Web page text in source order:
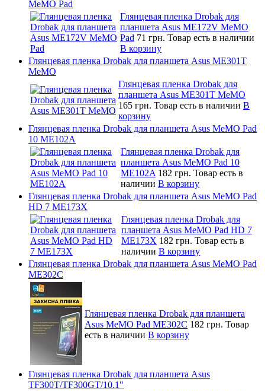
MeMO Pad
Глянцевая пленка Drobak для
планшета Asus ME172V MeMO
Pad 71 грн. Товар есть в наличии
В корзину
Глянцевая пленка Drobak для планшета Asus ME301T
MeMO
Глянцевая пленка Drobak для
планшета Asus ME301T MeMO
165 грн. Товар есть в наличии В
корзину
Глянцевая пленка Drobak для планшета Asus MeMO Pad
10 ME102A
Глянцевая пленка Drobak для
планшета Asus MeMO Pad 10
ME102A 182 грн. Товар есть в
наличии В корзину
Глянцевая пленка Drobak для планшета Asus MeMO Pad
HD 7 ME173X
Глянцевая пленка Drobak для
планшета Asus MeMO Pad HD 7
ME173X 182 грн. Товар есть в
наличии В корзину
Глянцевая пленка Drobak для планшета Asus MeMO Pad
ME302C
Глянцевая пленка Drobak для планшета
Asus MeMO Pad ME302C 182 грн. Товар
есть в наличии В корзину
Глянцевая пленка Drobak для планшета Asus
TF300T/TF300GT/10.1"